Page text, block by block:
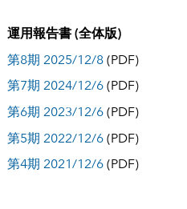
運用報告書 (全体版)
第8期 2025/12/8 (PDF)
第7期 2024/12/6 (PDF)
第6期 2023/12/6 (PDF)
第5期 2022/12/6 (PDF)
第4期 2021/12/6 (PDF)